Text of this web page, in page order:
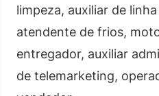
limpeza, auxiliar de
atendente de frios,
entregador, auxiliar
de telemarketing,